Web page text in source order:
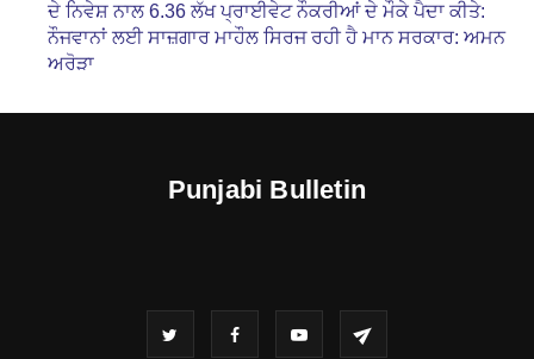
ਦੇ ਨਿਵੇਸ਼ ਨਾਲ 6.36 ਲੱਖ ਪ੍ਰਾਈਵੇਟ ਨੌਕਰੀਆਂ ਦੇ ਮੌਕੇ ਪੈਦਾ ਕੀਤੇ:
ਨੌਜਵਾਨਾਂ ਲਈ ਸਾਜ਼ਗਾਰ ਮਾਹੌਲ ਸਿਰਜ ਰਹੀ ਹੈ ਮਾਨ ਸਰਕਾਰ: ਅਮਨ
ਅਰੋੜਾ
Punjabi Bulletin